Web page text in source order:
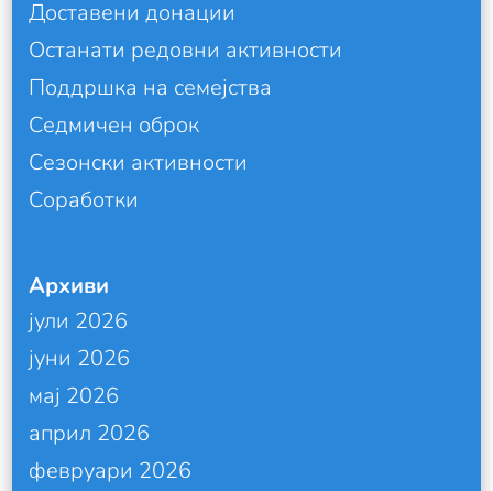
Доставени донации
Останати редовни активности
Поддршка на семејства
Седмичен оброк
Сезонски активности
Соработки
Архиви
јули 2026
јуни 2026
мај 2026
април 2026
февруари 2026